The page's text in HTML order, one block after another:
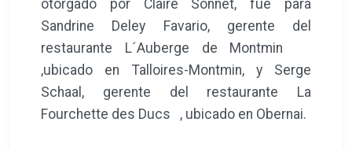
otorgado por Claire Sonnet, fue para
Sandrine Deley Favario, gerente del
restaurante L´Auberge de Montmin
,ubicado en Talloires-Montmin, y Serge
Schaal, gerente del restaurante La
Fourchette des Ducs , ubicado en Obernai.